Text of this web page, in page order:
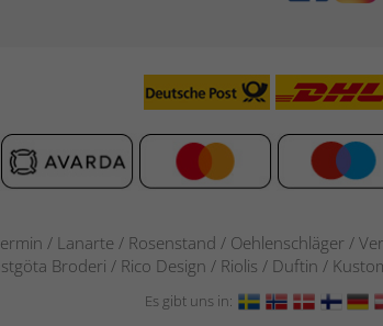
/ Lanarte / Rosenstand / Oehlenschläger /
Broderi / Rico Design / Riolis / Duftin /
Es gibt uns in: